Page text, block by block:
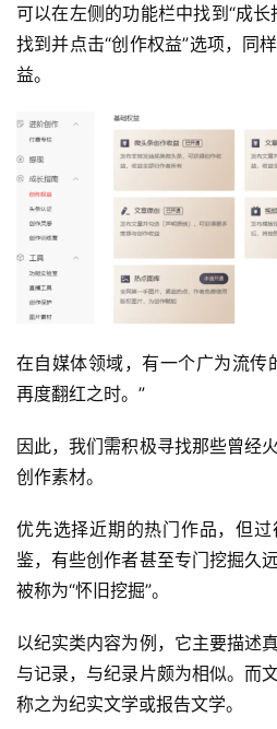
可以在左侧的功能栏中找到“成长
找到并点击“创作权益”选项，同
益。
在自媒体领域，有一个广为流传
再度翻红之时。”
因此，我们需积极寻找那些曾经
创作素材。
优先选择近期的热门作品，但
鉴，有些创作者甚至专门挖掘久
被称为“怀旧挖掘”。
以纪实类内容为例，它主要描述
与记录，与纪录片颇为相似。而
称之为纪实文学或报告文学。